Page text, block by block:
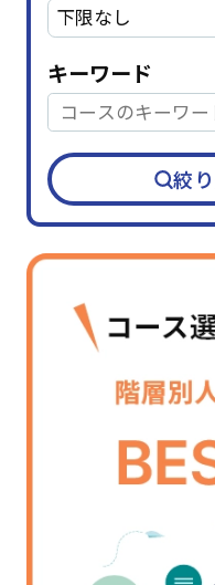
キーワード
絞
テーマ
階層別マインド
キャリアデザイ
ダイバーシティ
営業・サービス
経営管理
(8) 組
人材育成
(19)
対課題スキル
企画・発想(18)
(9) マーケ
対人スキル